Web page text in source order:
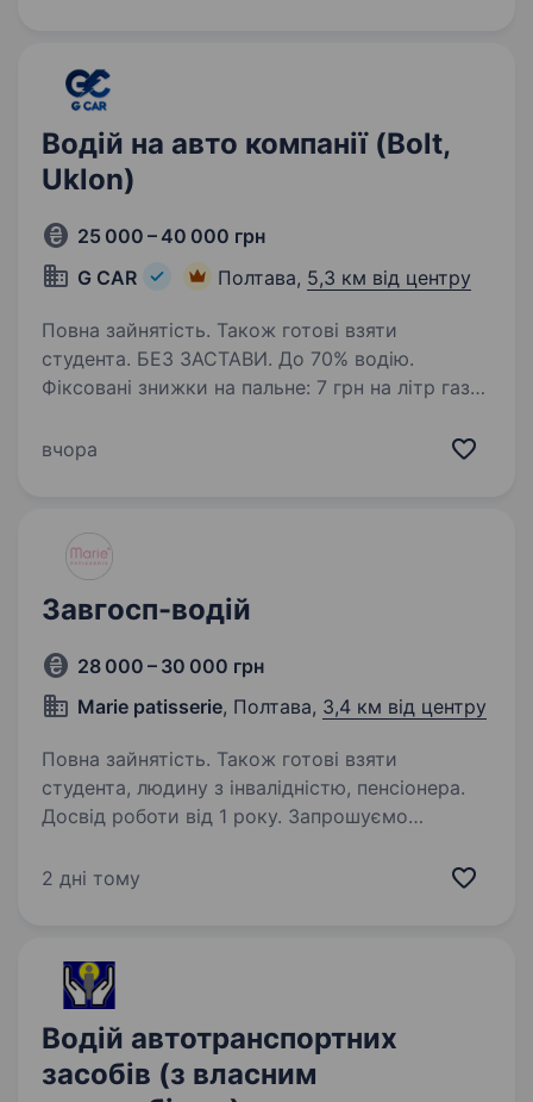
Приходь працювати до автопарку«DriveMe»…
Водій на авто компанії (Bolt,
Uklon)
25 000 – 40 000 грн
G CAR
Полтава, 5,3 км від центру
Повна зайнятість. Також готові взяти
студента. БЕЗ ЗАСТАВИ. До 70% водію.
Фіксовані знижки на пальне: 7 грн на літр газу і
ОДИН водій на авто. Автопарк «G CAR» шукає
вчора
Завгосп-водій
28 000 – 30 000 грн
Marie patisserie, Полтава, 3,4 км від центру
Повна зайнятість. Також готові взяти
студента, людину з інвалідністю, пенсіонера.
Досвід роботи від 1 року. Запрошуємо
Що входитиме у твої обов’язки: Відповідальне
технічним забезпеченням…
2 дні тому
Водій автотранспортних
засобів (з власним